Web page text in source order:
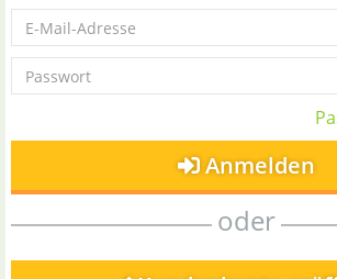
Anmelden
oder